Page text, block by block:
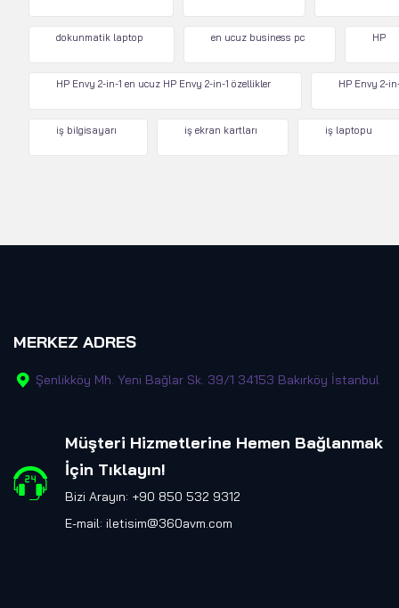
dokunmatik laptop en ucuz business pc HP
HP Envy 2-in-1 en ucuz HP Envy 2-in-1 özellikler HP Envy 2-
iş bilgisayarı iş ekran kartları iş laptopu
MERKEZ ADRES
Şenlikköy Mh. Yeni Bağlar Sk. 39/1 34153 Bakırköy İstanbul
Müşteri Hizmetlerine Hemen Bağlanmak
İçin Tıklayın!
Bizi Arayın: +90 850 532 9312
E-mail: iletisim@360avm.com